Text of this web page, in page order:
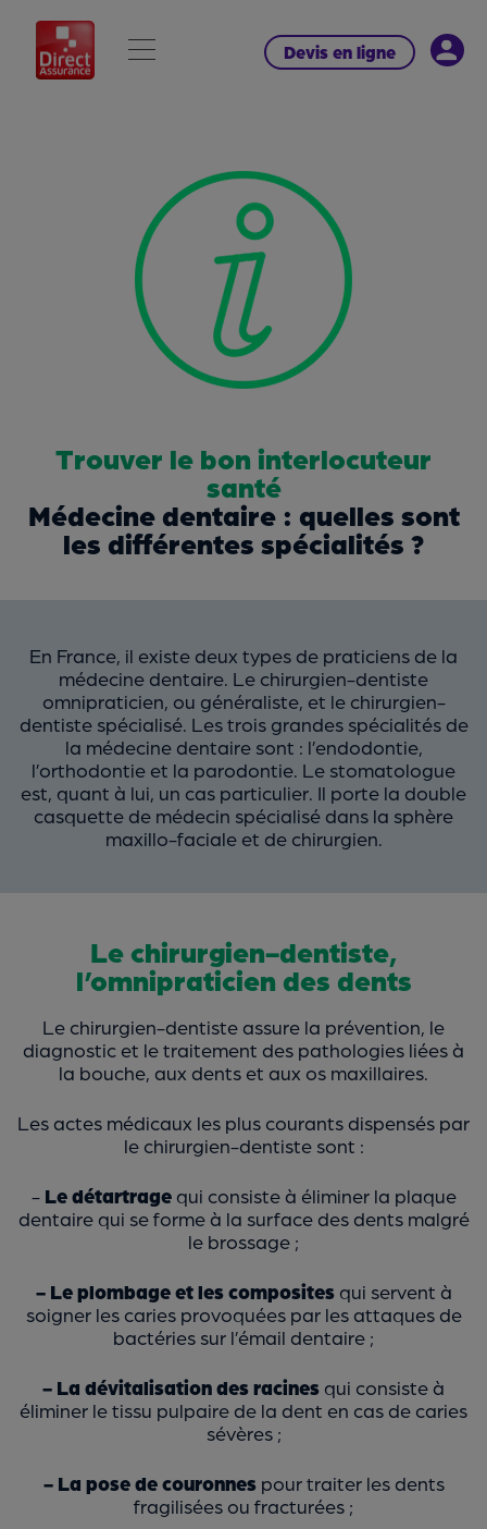
Devis en ligne
Trouver le bon interlocuteur
santé
Médecine dentaire : quelles sont
les différentes spécialités ?
En France, il existe deux types de praticiens de la
médecine dentaire. Le chirurgien-dentiste
omnipraticien, ou généraliste, et le chirurgien-
dentiste spécialisé. Les trois grandes spécialités de
la médecine dentaire sont : l’endodontie,
l’orthodontie et la parodontie. Le stomatologue
est, quant à lui, un cas particulier. Il porte la double
casquette de médecin spécialisé dans la sphère
maxillo-faciale et de chirurgien.
Le chirurgien-dentiste,
l’omnipraticien des dents
Le chirurgien-dentiste assure la prévention, le
diagnostic et le traitement des pathologies liées à
la bouche, aux dents et aux os maxillaires.
Les actes médicaux les plus courants dispensés par
le chirurgien-dentiste sont :
- Le détartragequi consiste à éliminer la plaque
dentaire qui se forme à la surface des dents malgré
le brossage ;
- Le plombage et les composites qui servent à
soigner les caries provoquées par les attaques de
bactéries sur l’émail dentaire ;
- La dévitalisation des racines qui consiste à
éliminer le tissu pulpaire de la dent en cas de caries
sévères ;
- La pose de couronnespour traiter les dents
fragilisées ou fracturées ;